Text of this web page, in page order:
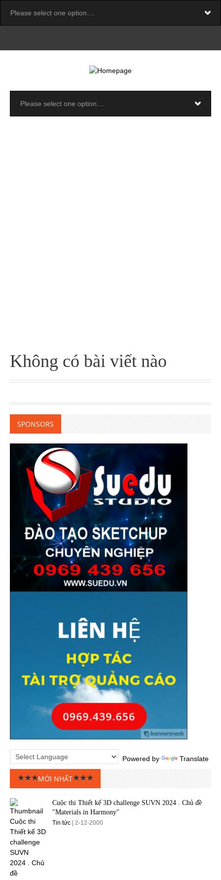
Không có bài viết nào
SPONSORS
Powered by Translate
MỚI NHẤT
Cuộc thi Thiết kế 3D challenge SUVN 2024 . Chủ đề
"Materials in Harmony"
Tin tức| 2-12-2000